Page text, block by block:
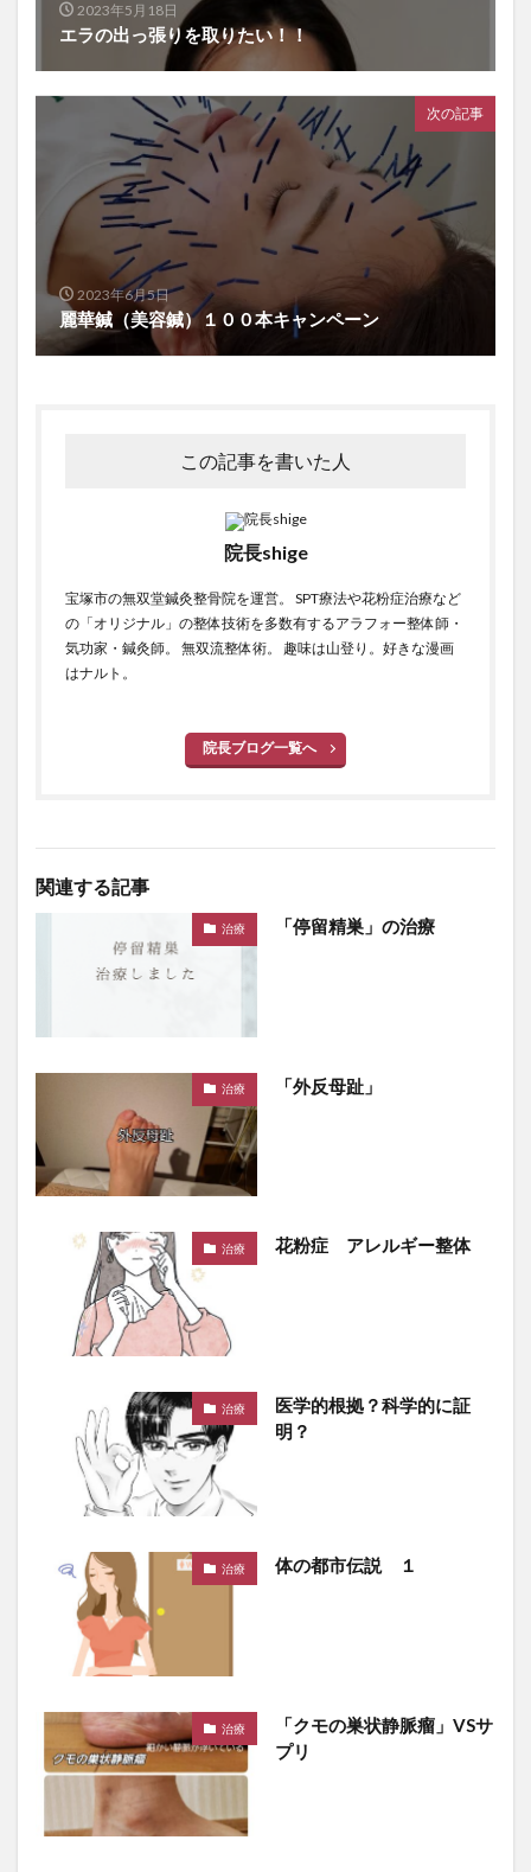
2023年5月18日
エラの出っ張りを取りたい！！
次の記事
2023年6月5日
麗華鍼（美容鍼）１００本キャンペーン
この記事を書いた人
院長shige
宝塚市の無双堂鍼灸整骨院を運営。 SPT療法や花粉症治療など
の「オリジナル」の整体技術を多数有するアラフォー整体師・
気功家・鍼灸師。 無双流整体術。 趣味は山登り。好きな漫画
はナルト。
院長ブログ一覧へ
関連する記事
治療 「停留精巣」の治療
治療 「外反母趾」
治療 花粉症 アレルギー整体
治療
医学的根拠？科学的に証
明？
治療 体の都市伝説 １
治療
「クモの巣状静脈瘤」VSサ
プリ